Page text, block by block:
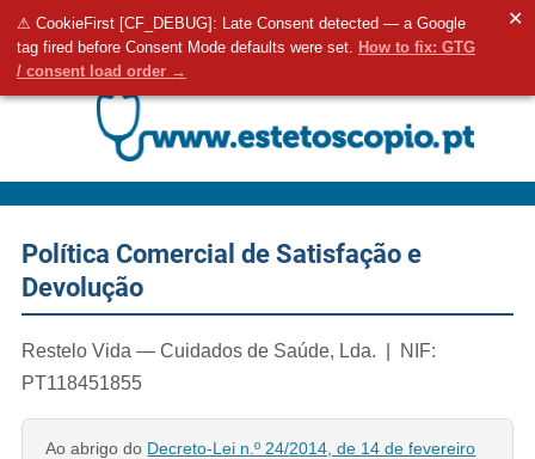
⚠ CookieFirst [CF_DEBUG]: Late Consent detected — a Google
tag fired before Consent Mode defaults were set. How to fix: GTG
/ consent load order →
✕
Aceda ao
0
Política Comercial de Satisfação e
Devolução
Restelo Vida — Cuidados de Saúde, Lda. | NIF:
PT118451855
Ao abrigo do Decreto-Lei n.º 24/2014, de 14 de fevereiro